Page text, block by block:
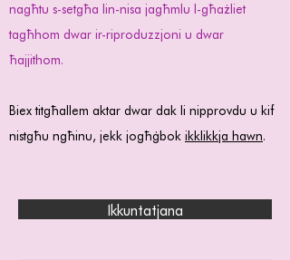
nagħtu s-setgħa lin-nisa jagħmlu l-għażliet
tagħhom dwar ir-riproduzzjoni u dwar
ħajjithom.
Biex titgħallem aktar dwar dak li nipprovdu u kif
nistgħu ngħinu, jekk jogħġbok ikklikkja hawn.
Ikkuntatjana